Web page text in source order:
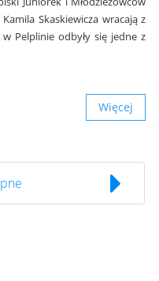
Skaskiewicza wracają z
Pelplinie odbyły się jedne z
Więcej